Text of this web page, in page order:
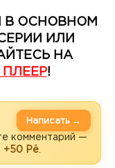
В ОСНОВНОМ
ИЛИ
НА
!
комментарий —
+50 Рё
Написать →